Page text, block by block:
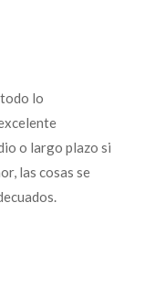
lo
o largo plazo si
las cosas se